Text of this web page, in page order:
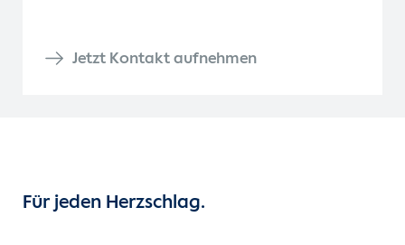
Jetzt Kontakt aufnehmen
Für jeden Herzschlag.